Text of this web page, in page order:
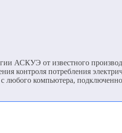
АСКУЭ от известного
контроля потребления
с любого компьютера,